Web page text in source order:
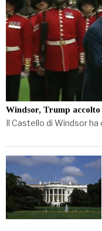
Windsor, Trump
Il Castello di Windsor